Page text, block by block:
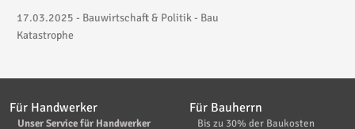
17.03.2025 - Bauwirtschaft & Politik - Bau
Katastrophe
Für Handwerker
Unser Service für Handwerker
Für Bauherrn
Bis zu 30% der Baukosten